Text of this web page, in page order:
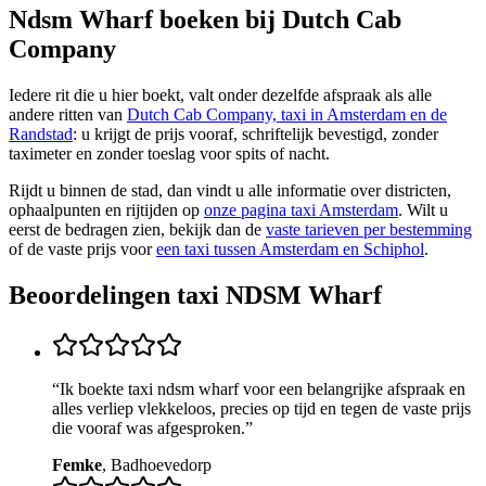
Ndsm Wharfboeken bij Dutch Cab
Company
Iedere rit die u hier boekt, valt onder dezelfde afspraak als alle
andere ritten van Dutch Cab Company, taxi in Amsterdam en de
Randstad: u krijgt de prijs vooraf, schriftelijk bevestigd, zonder
taximeter en zonder toeslag voor spits of nacht.
Rijdt u binnen de stad, dan vindt u alle informatie over districten,
ophaalpunten en rijtijden op onze pagina taxi Amsterdam. Wilt u
eerst de bedragen zien, bekijk dan de vaste tarieven per bestemming
of de vaste prijs voor een taxi tussen Amsterdam en Schiphol.
Beoordelingen taxi NDSM Wharf
“Ik boekte taxi ndsm wharf voor een belangrijke afspraak en
alles verliep vlekkeloos, precies op tijd en tegen de vaste prijs
die vooraf was afgesproken.”
Femke, Badhoevedorp